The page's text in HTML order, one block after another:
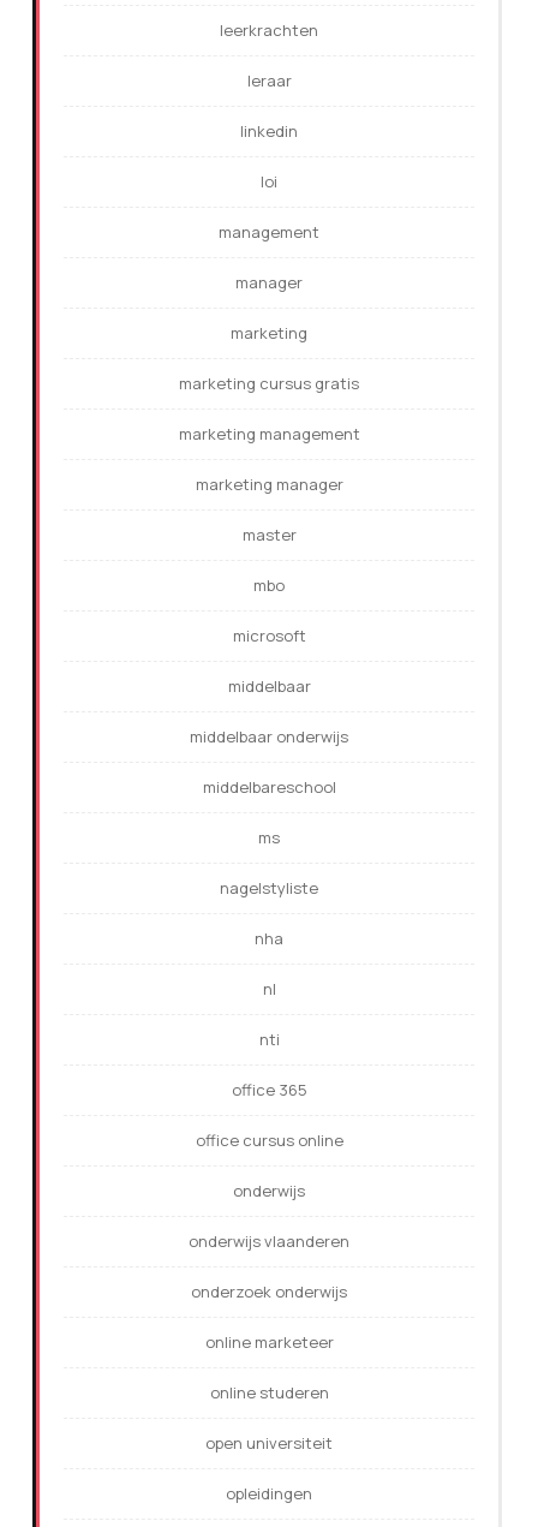
leerkrachten
leraar
linkedin
loi
management
manager
marketing
marketing cursus gratis
marketing management
marketing manager
master
mbo
microsoft
middelbaar
middelbaar onderwijs
middelbareschool
ms
nagelstyliste
nha
nl
nti
office 365
office cursus online
onderwijs
onderwijs vlaanderen
onderzoek onderwijs
online marketeer
online studeren
open universiteit
opleidingen